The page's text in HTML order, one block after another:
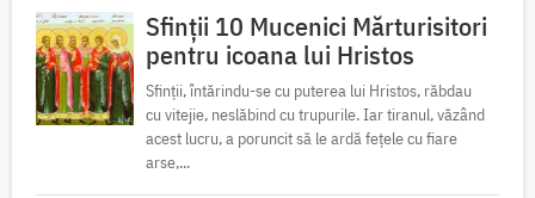
Sfinții 10 Mucenici Mărturisitori
pentru icoana lui Hristos
Sfinții, întărindu-se cu puterea lui Hristos, răbdau
cu vitejie, neslăbind cu trupurile. Iar tiranul, văzând
acest lucru, a poruncit să le ardă fețele cu fiare
arse,...